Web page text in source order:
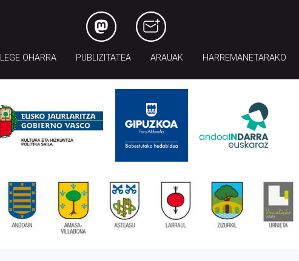
LEGE OHARRA PUBLIZITATEA ARAUAK HARREMANETARAKO